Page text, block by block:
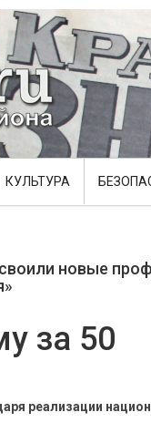
КУЛЬТУРА
новые
за 50
реализации